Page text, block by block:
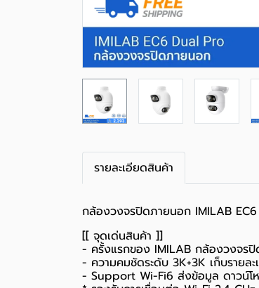
รายละเอียดสินค้า
กล้องวงจรปิดภายนอก IMILAB
[[ จุดเด่นสินค้า ]]
- ครั้งแรกของ IMILAB กล้องวงจร
- ความคมชัดระดับ 3K+3K เก็บรายล
- Support Wi-Fi6 ส่งข้อมูล ดาวน์โห